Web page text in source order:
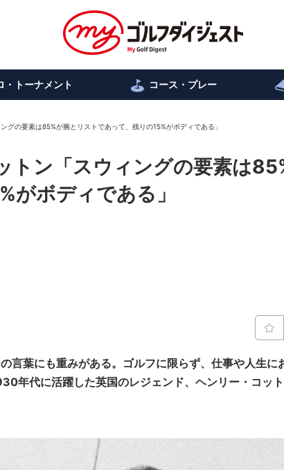
・トーナメント コース・プレー
グの要素は85%が腕とリストであって、残りの15%がボディである」
トン「スウィングの要素は
がボディである」
言葉にも重みがある。ゴルフに限らず、仕事や人生に
年代に活躍した英国のレジェンド、ヘンリー・コッ